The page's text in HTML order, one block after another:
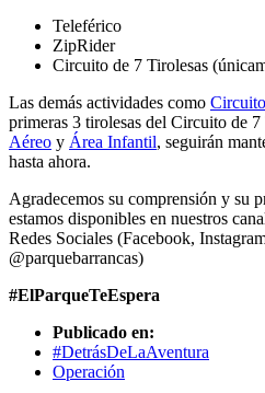
Teleférico
ZipRider
Circuito de 7 Tirolesas
Las demás actividades como
primeras 3 tirolesas del Circuito de 7
Aéreo y Área Infantil, seguirán
hasta ahora.
Agradecemos su comprensión y su
estamos disponibles en nuestros
Redes Sociales (Facebook,
@parquebarrancas)
#ElParqueTeEspera
Publicado en:
#DetrásDeLaAventura
Operación